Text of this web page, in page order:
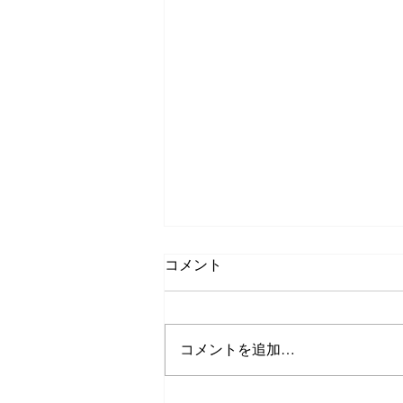
ダイビングgirl
コメント
コメントを追加…